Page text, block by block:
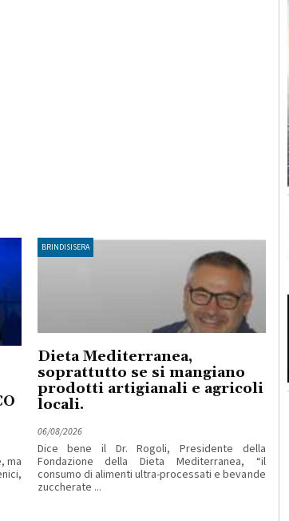
ma
BRINDISISERA
Dieta Mediterranea,
soprattutto se si mangiano
prodotti artigianali e agricoli
locali.
06/08/2026
Dice bene il Dr. Rogoli, Presidente della
Fondazione della Dieta Mediterranea, “il
consumo di alimenti ultra-processati e bevande
zuccherate ...